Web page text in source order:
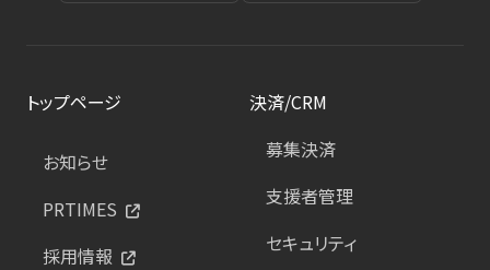
トップページ
お知らせ
PRTIMES
採用情報
決済/CRM
募集決済
支援者管理
セキュリティ